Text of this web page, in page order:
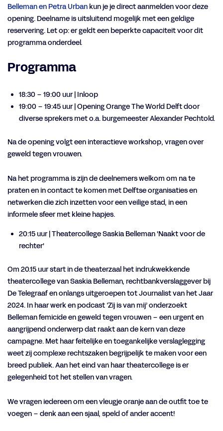
Belleman en Petra Urban kun je je direct aanmelden voor deze
opening. Deelname is uitsluitend mogelijk met een geldige
reservering. Let op: er geldt een beperkte capaciteit voor dit
programma onderdeel.
Programma
18:30 – 19:00 uur | Inloop
19:00 – 19:45 uur | Opening Orange The World Delft door
diverse sprekers met o.a. burgemeester Alexander Pechtold.
Na de opening volgt een interactieve workshop, vragen over
geweld tegen vrouwen.
Na het programma is zijn de deelnemers welkom om na te
praten en in contact te komen met Delftse organisaties en
netwerken die zich inzetten voor een veilige stad, in een
informele sfeer met kleine hapjes.
20:15 uur | Theatercollege Saskia Belleman 'Naakt voor de
rechter'
Om 20.15 uur start in de theaterzaal het indrukwekkende
theatercollege van Saskia Belleman, rechtbankverslaggever bij
De Telegraaf en onlangs uitgeroepen tot Journalist van het Jaar
2024. In haar werk en podcast ‘Zij is van mij’ onderzoekt
Belleman femicide en geweld tegen vrouwen – een urgent en
aangrijpend onderwerp dat raakt aan de kern van deze
campagne. Met haar feitelijke en toegankelijke verslaglegging
weet zij complexe rechtszaken begrijpelijk te maken voor een
breed publiek. Aan het eind van haar theatercollege is er
gelegenheid tot het stellen van vragen.
We vragen iedereen om een vleugje oranje aan de outfit toe te
voegen – denk aan een sjaal, speld of ander accent!